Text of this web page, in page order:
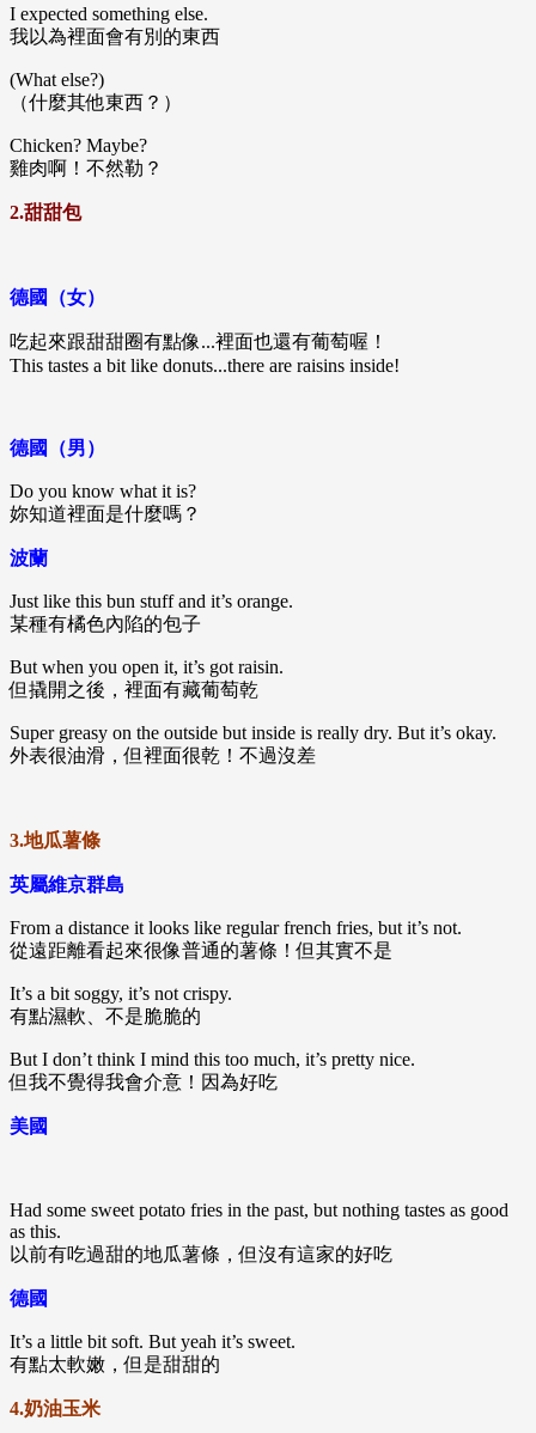
I expected something else.
我以為裡面會有別的東西
(What else?)
（什麼其他東西？）
Chicken? Maybe?
雞肉啊！不然勒？
2.甜甜包
德國（女）
吃起來跟甜甜圈有點像...裡面也還有葡萄喔！
This tastes a bit like donuts...there are raisins inside!
德國（男）
Do you know what it is?
妳知道裡面是什麼嗎？
波蘭
Just like this bun stuff and it’s orange.
某種有橘色內陷的包子
But when you open it, it’s got raisin.
但撬開之後，裡面有藏葡萄乾
Super greasy on the outside but inside is really dry. But it’s okay.
外表很油滑，但裡面很乾！不過沒差
3.地瓜薯條
英屬維京群島
From a distance it looks like regular french fries, but it’s not.
從遠距離看起來很像普通的薯條！但其實不是
It’s a bit soggy, it’s not crispy.
有點濕軟、不是脆脆的
But I don’t think I mind this too much, it’s pretty nice.
但我不覺得我會介意！因為好吃
美國
Had some sweet potato fries in the past, but nothing tastes as good
as this.
以前有吃過甜的地瓜薯條，但沒有這家的好吃
德國
It’s a little bit soft. But yeah it’s sweet.
有點太軟嫩，但是甜甜的
4.奶油玉米